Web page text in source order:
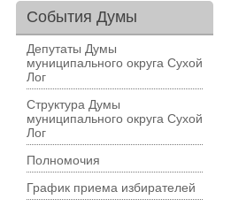
События Думы
Депутаты Думы
муниципального округа Сухой
Лог
Структура Думы
муниципального округа Сухой
Лог
Полномочия
График приема избирателей